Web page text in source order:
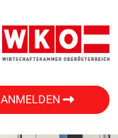
ANMELDEN